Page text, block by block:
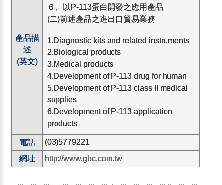
６、以P-113蛋白開發之應用產品
(二)前述產品之進出口貿易業務
產品描
述
(英文)
1.Diagnostic kits and related instruments
2.Biological products
3.Medical products
4.Development of P-113 drug for human
5.Development of P-113 class II medical
supplies
6.Development of P-113 application
products
電話
(03)5779221
網址
http://www.gbc.com.tw